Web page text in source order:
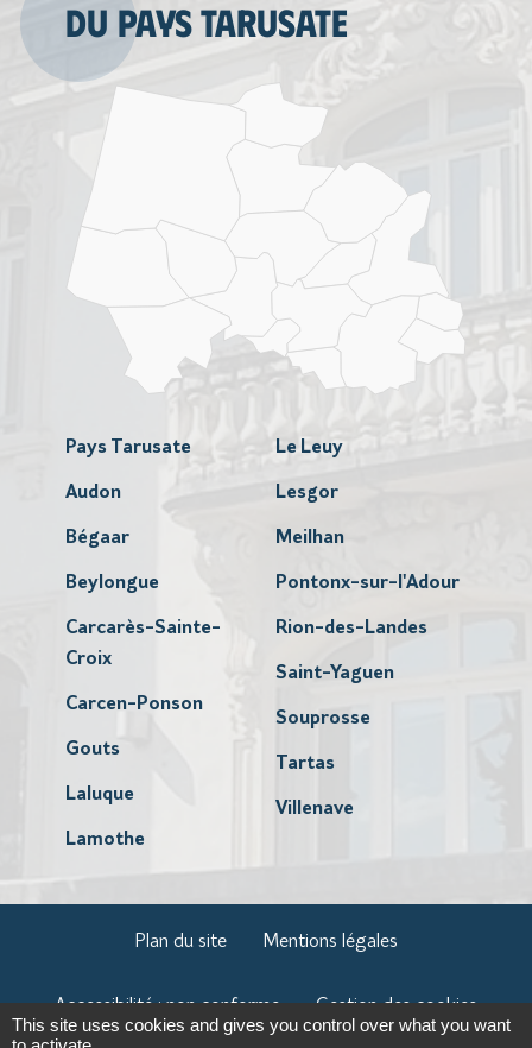
du Pays tarusate
Pays Tarusate
Audon
Bégaar
Beylongue
Carcarès-Sainte-
Croix
Carcen-Ponson
Gouts
Laluque
Lamothe
Le Leuy
Lesgor
Meilhan
Pontonx-sur-l'Adour
Rion-des-Landes
Saint-Yaguen
Souprosse
Tartas
Villenave
Plan du site Mentions légales
Accessibilité : non conforme Gestion des cookies
This site uses cookies and gives you control over what you want